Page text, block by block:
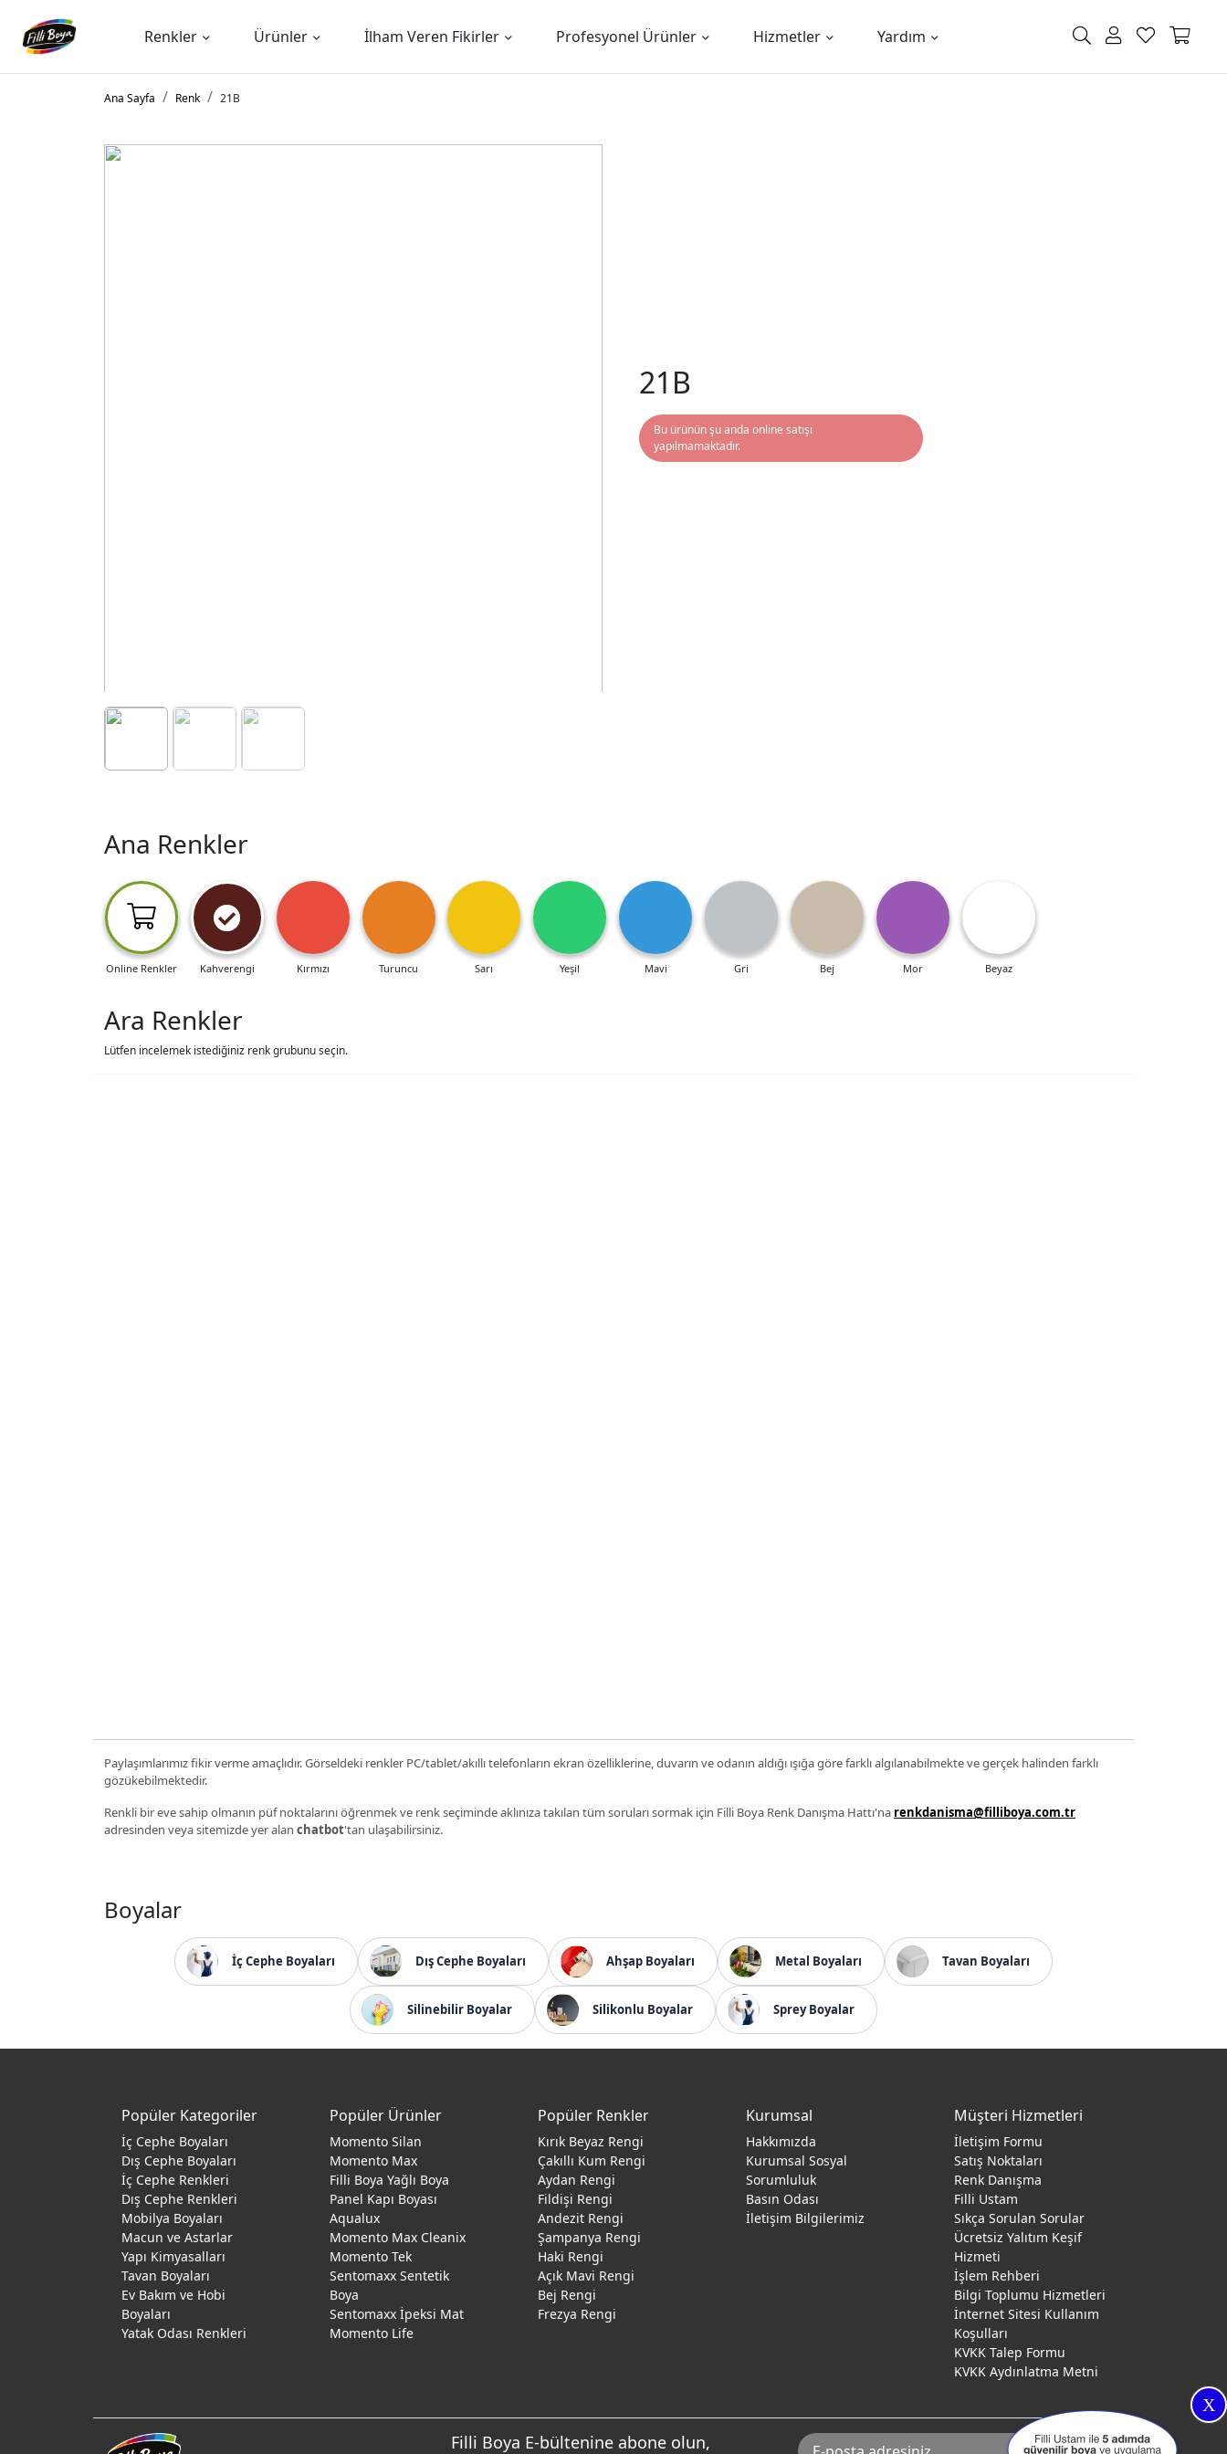
Renkler Ürünler İlham Veren Fikirler Profesyonel Ürünler Hizmetler Yardım
Ana Sayfa Renk 21B
21B
Bu ürünün şu anda online satışı
yapılmamaktadır.
Ana Renkler
Online Renkler Kahverengi Kırmızı Turuncu Sarı Yeşil Mavi Gri Bej Mor Beyaz
Ara Renkler
Lütfen incelemek istediğiniz renk grubunu seçin.
Paylaşımlarımız fikir verme amaçlıdır. Görseldeki renkler PC/tablet/akıllı telefonların ekran özelliklerine, duvarın ve odanın aldığı ışığa göre farklı algılanabilmekte ve gerçek halinden farklı
gözükebilmektedir.
Renkli bir eve sahip olmanın püf noktalarını öğrenmek ve renk seçiminde aklınıza takılan tüm soruları sormak için Filli Boya Renk Danışma Hattı'na renkdanisma@filliboya.com.tr
adresinden veya sitemizde yer alan chatbot'tan ulaşabilirsiniz.
Boyalar
İç Cephe Boyaları Dış Cephe Boyaları Ahşap Boyaları Metal Boyaları Tavan Boyaları
Silinebilir Boyalar Silikonlu Boyalar Sprey Boyalar
X
Popüler Kategoriler
İç Cephe Boyaları
Dış Cephe Boyaları
İç Cephe Renkleri
Dış Cephe Renkleri
Mobilya Boyaları
Macun ve Astarlar
Yapı Kimyasalları
Tavan Boyaları
Ev Bakım ve Hobi
Boyaları
Yatak Odası Renkleri
Popüler Ürünler
Momento Silan
Momento Max
Filli Boya Yağlı Boya
Panel Kapı Boyası
Aqualux
Momento Max Cleanix
Momento Tek
Sentomaxx Sentetik
Boya
Sentomaxx İpeksi Mat
Momento Life
Popüler Renkler
Kırık Beyaz Rengi
Çakıllı Kum Rengi
Aydan Rengi
Fildişi Rengi
Andezit Rengi
Şampanya Rengi
Haki Rengi
Açık Mavi Rengi
Bej Rengi
Frezya Rengi
Kurumsal
Hakkımızda
Kurumsal Sosyal
Sorumluluk
Basın Odası
İletişim Bilgilerimiz
Müşteri Hizmetleri
İletişim Formu
Satış Noktaları
Renk Danışma
Filli Ustam
Sıkça Sorulan Sorular
Ücretsiz Yalıtım Keşif
Hizmeti
İşlem Rehberi
Bilgi Toplumu Hizmetleri
İnternet Sitesi Kullanım
Koşulları
KVKK Talep Formu
KVKK Aydınlatma Metni
Filli Boya E-bültenine abone olun,